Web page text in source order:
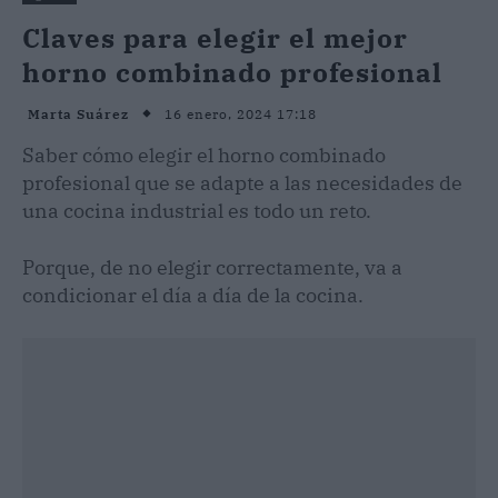
Claves para elegir el mejor
horno combinado profesional
Marta Suárez 16 enero, 2024 17:18
Saber cómo elegir el horno combinado
profesional que se adapte a las necesidades de
una cocina industrial es todo un reto.
Porque, de no elegir correctamente, va a
condicionar el día a día de la cocina.